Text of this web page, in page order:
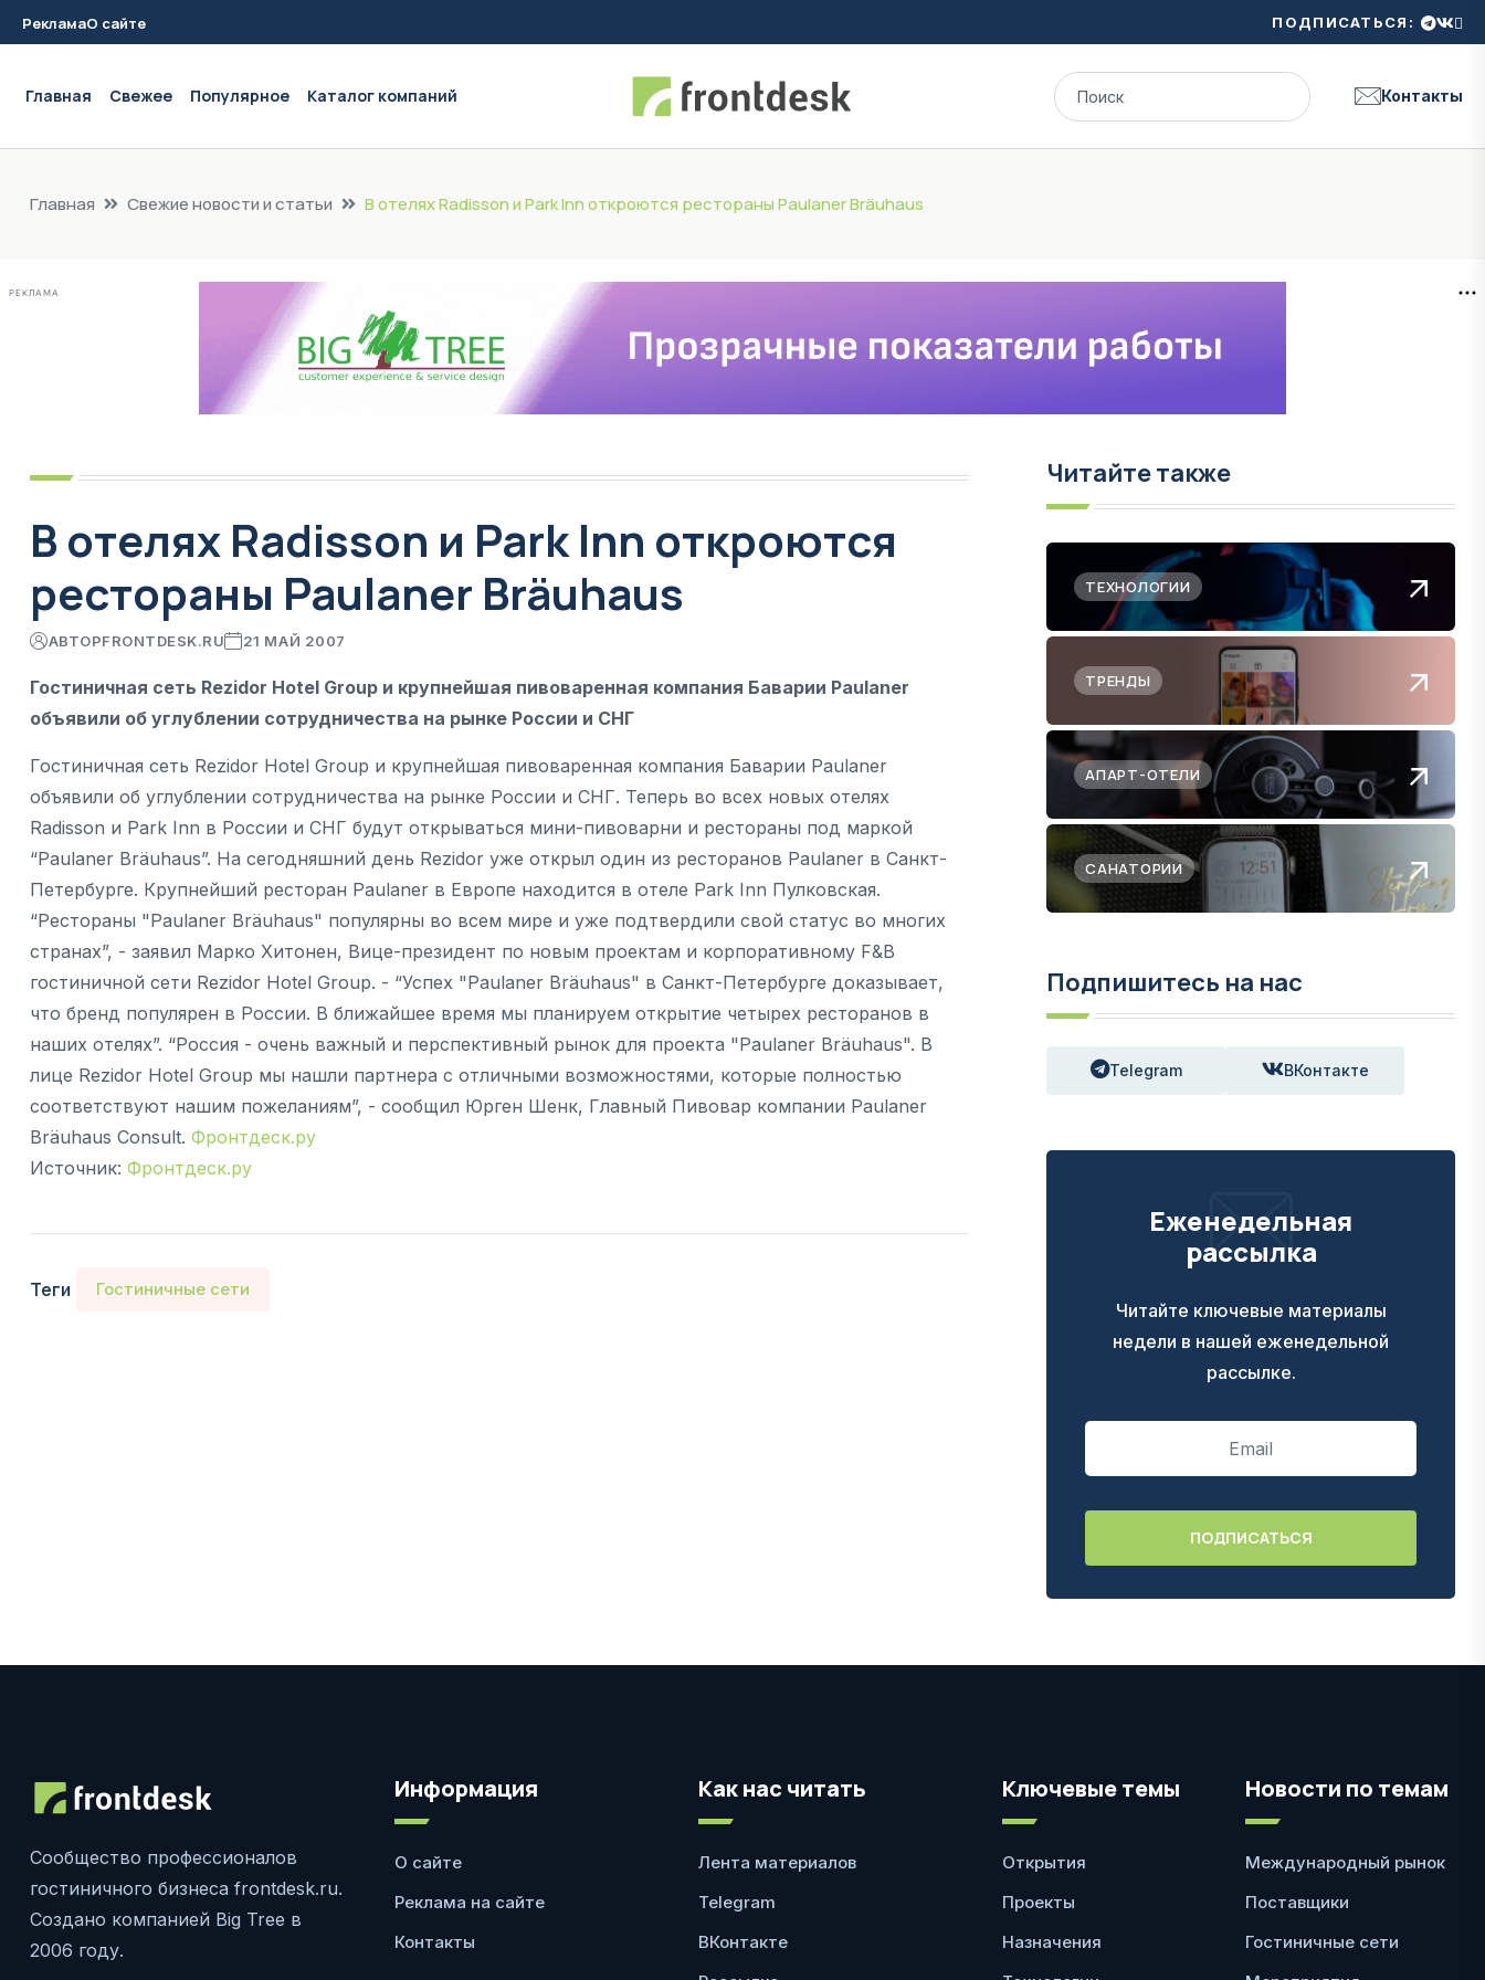
РекламаО сайте ПОДПИСАТЬСЯ:
Главная Свежее Популярное Каталог компаний Контакты
Главная Свежие новости и статьи В отелях Radisson и Park Inn откроются рестораны Paulaner Bräuhaus
РЕКЛАМА
В отелях Radisson и Park Inn откроются
рестораны Paulaner Bräuhaus
АВТОРFRONTDESK.RU 21 МАЙ 2007
Гостиничная сеть Rezidor Hotel Group и крупнейшая пивоваренная компания Баварии Paulaner
объявили об углублении сотрудничества на рынке России и СНГ
Гостиничная сеть Rezidor Hotel Group и крупнейшая пивоваренная компания Баварии Paulaner
объявили об углублении сотрудничества на рынке России и СНГ. Теперь во всех новых отелях
Radisson и Park Inn в России и СНГ будут открываться мини-пивоварни и рестораны под маркой
“Paulaner Bräuhaus”. На сегодняшний день Rezidor уже открыл один из ресторанов Paulaner в Санкт-
Петербурге. Крупнейший ресторан Paulaner в Европе находится в отеле Park Inn Пулковская.
“Рестораны "Paulaner Bräuhaus" популярны во всем мире и уже подтвердили свой статус во многих
странах”, - заявил Марко Хитонен, Вице-президент по новым проектам и корпоративному F&B
гостиничной сети Rezidor Hotel Group. - “Успех "Paulaner Bräuhaus" в Санкт-Петербурге доказывает,
что бренд популярен в России. В ближайшее время мы планируем открытие четырех ресторанов в
наших отелях”. “Россия - очень важный и перспективный рынок для проекта "Paulaner Bräuhaus". В
лице Rezidor Hotel Group мы нашли партнера с отличными возможностями, которые полностью
соответствуют нашим пожеланиям”, - сообщил Юрген Шенк, Главный Пивовар компании Paulaner
Bräuhaus Consult. Фронтдеск.ру
Источник: Фронтдеск.ру
Теги Гостиничные сети
Читайте также
ТЕХНОЛОГИИ
ТРЕНДЫ
АПАРТ-ОТЕЛИ
САНАТОРИИ
Подпишитесь на нас
Telegram ВКонтакте
Еженедельная
рассылка
Читайте ключевые материалы
недели в нашей еженедельной
рассылке.
Сообщество профессионалов
гостиничного бизнеса frontdesk.ru.
Создано компанией Big Tree в
2006 году.
Информация
О сайте
Реклама на сайте
Контакты
Как нас читать
Лента материалов
Telegram
ВКонтакте
Ключевые темы
Открытия
Проекты
Назначения
Новости по темам
Международный рынок
Поставщики
Гостиничные сети